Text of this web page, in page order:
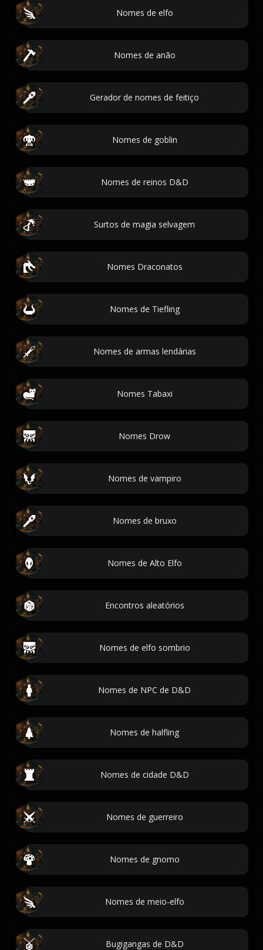
Nomes de elfo
Nomes de anão
Gerador de nomes de feitiço
Nomes de goblin
Nomes de reinos D&D
Surtos de magia selvagem
Nomes Draconatos
Nomes de Tiefling
Nomes de armas lendárias
Nomes Tabaxi
Nomes Drow
Nomes de vampiro
Nomes de bruxo
Nomes de Alto Elfo
Encontros aleatórios
Nomes de elfo sombrio
Nomes de NPC de D&D
Nomes de halfling
Nomes de cidade D&D
Nomes de guerreiro
Nomes de gnomo
Nomes de meio-elfo
Bugigangas de D&D